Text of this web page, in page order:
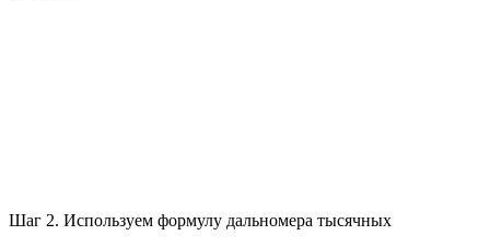
Шаг 2. Используем формулу дальномера тысячных